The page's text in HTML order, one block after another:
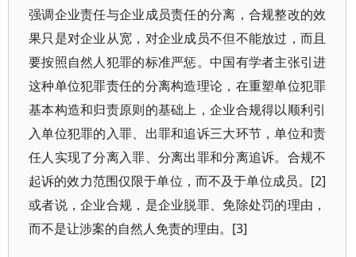
强调企业责任与企业成员责任的分离，合规整改的效
果只是对企业从宽，对企业成员不但不能放过，而且
要按照自然人犯罪的标准严惩。中国有学者主张引进
这种单位犯罪责任的分离构造理论，在重塑单位犯罪
基本构造和归责原则的基础上，企业合规得以顺利引
入单位犯罪的入罪、出罪和追诉三大环节，单位和责
任人实现了分离入罪、分离出罪和分离追诉。合规不
起诉的效力范围仅限于单位，而不及于单位成员。[2]
或者说，企业合规，是企业脱罪、免除处罚的理由，
而不是让涉案的自然人免责的理由。[3]